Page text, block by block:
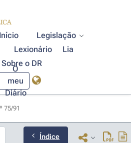
Início
Legislação
Lexionário
Lia
Sobre o DR
O
meu
Diário
75/91
Índice